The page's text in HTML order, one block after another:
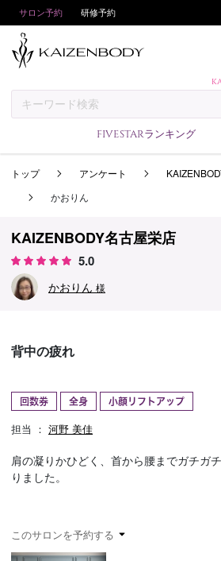
サロン予約 研修予約
FIVESTARランキング
予約方法
サロンランキング
アンケート
トップ アンケート
かおりん
KAIZENBODY名古屋栄店
5.0
かおりん 様
背中の疲れ
回数券 全身 小顔リフトアップ
担当 ： 河野 美佳
肩の凝りかひどく、首から腰までガチガ
りました。
このサロンを予約する